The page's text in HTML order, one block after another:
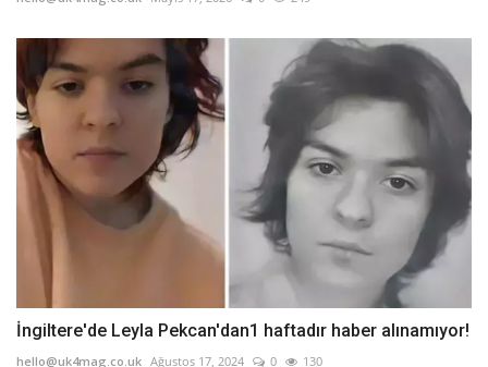
İngiltere'de Leyla Pekcan'dan1 haftadır haber alınamıyor!
hello@uk4mag.co.uk Ağustos 17, 2024 0 130